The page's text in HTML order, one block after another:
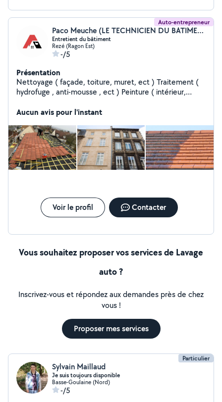
Auto-entrepreneur
Paco Meuche (LE TECHNICIEN DU BATIMENT)
Entretient du bâtiment
Rezé (Ragon Est)
-/5
Présentation
Nettoyage ( façade, toiture, muret, ect ) Traitement (
hydrofuge , anti-mousse , ect ) Peinture ( intérieur,
Aucun avis pour l'instant
Voir le profil Contacter
Vous souhaitez proposer vos services de Lavage
auto ?
Inscrivez-vous et répondez aux demandes près de chez
vous !
Proposer mes services
Particulier
Sylvain Maillaud
Je suis toujours disponible
Basse-Goulaine (Nord)
-/5